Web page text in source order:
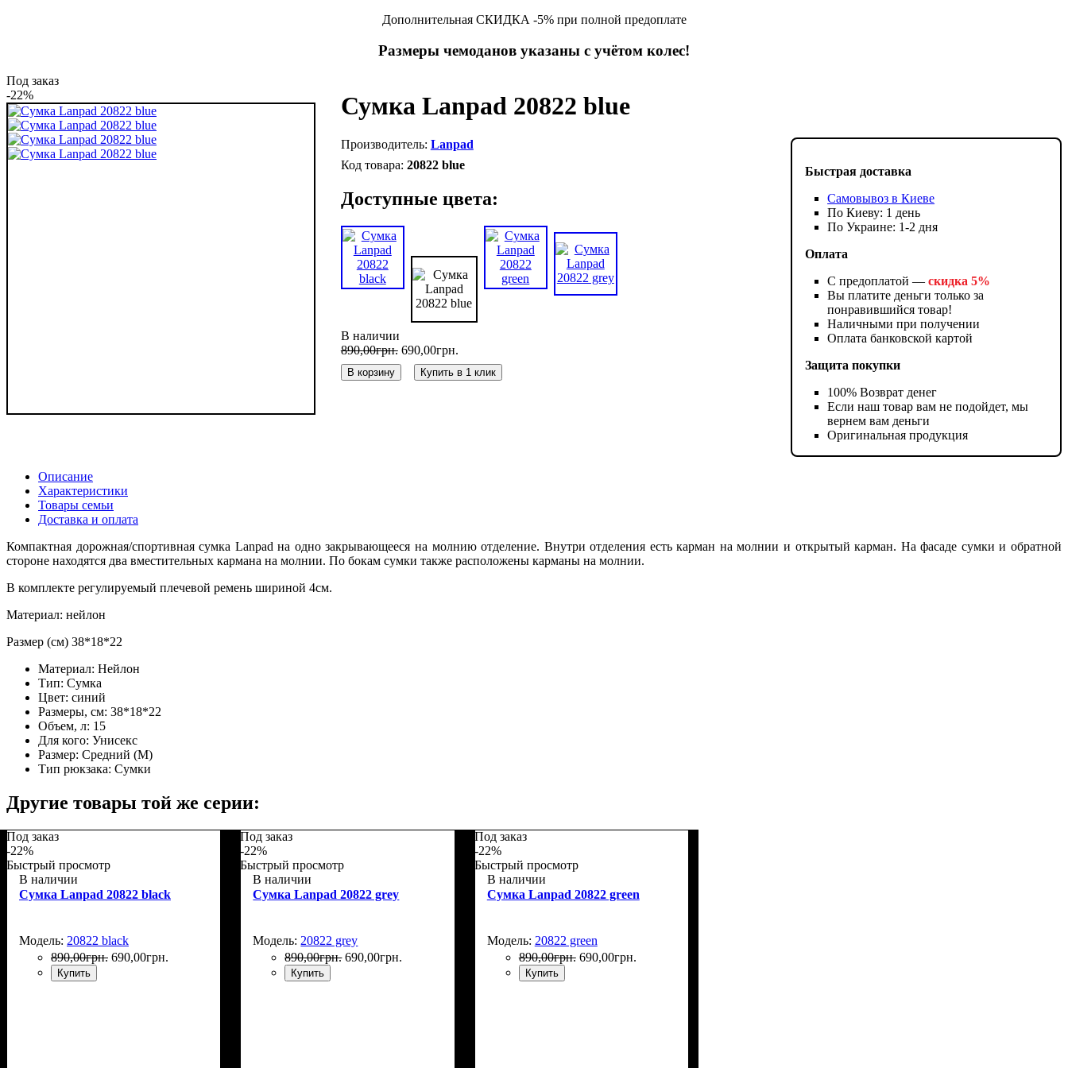
Дополнительная СКИДКА -5% при полной предоплате
Размеры чемоданов указаны с учётом колес!
Под заказ
-22%
Сумка Lanpad 20822 blue
Быстрая доставка
Самовывоз в Киеве
По Киеву: 1 день
По Украине: 1-2 дня
Оплата
С предоплатой —скидка 5%
Вы платите деньги только за
понравившийся товар!
Наличными при получении
Оплата банковской картой
Защита покупки
100% Возврат денег
Если наш товар вам не подойдет, мы
вернем вам деньги
Оригинальная продукция
Lanpad
20822 blue
Доступные цвета:
В наличии
890,00грн. 690,00грн.
В корзину Купить в 1 клик
Описание
Характеристики
Товары семьи
Доставка и оплата
Компактная дорожная/спортивная сумка Lanpad на одно закрывающееся на молнию отделение. Внутри отделения есть карман на молнии и открытый карман. На фасаде сумки и обратной
стороне находятся два вместительных кармана на молнии. По бокам сумки также расположены карманы на молнии.
В комплекте регулируемый плечевой ремень шириной 4см.
Материал: нейлон
Размер (см) 38*18*22
Материал: Нейлон
Тип: Сумка
Цвет: синий
Размеры, см: 38*18*22
Объем, л: 15
Для кого: Унисекс
Размер: Средний (M)
Тип рюкзака: Сумки
Другие товары той же серии:
Под заказ
-22%
Быстрый просмотр
В наличии
Сумка Lanpad 20822 black
Модель: 20822 black
890,00грн. 690,00грн.
Купить
Под заказ
-22%
Быстрый просмотр
В наличии
Сумка Lanpad 20822 grey
Модель: 20822 grey
890,00грн. 690,00грн.
Купить
Под заказ
-22%
Быстрый просмотр
В наличии
Сумка Lanpad 20822 green
Модель: 20822 green
890,00грн. 690,00грн.
Купить